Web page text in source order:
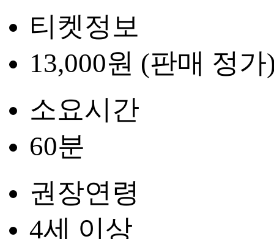
티켓정보
13,000원 (판매 정가
소요시간
60분
권장연령
4세 이상